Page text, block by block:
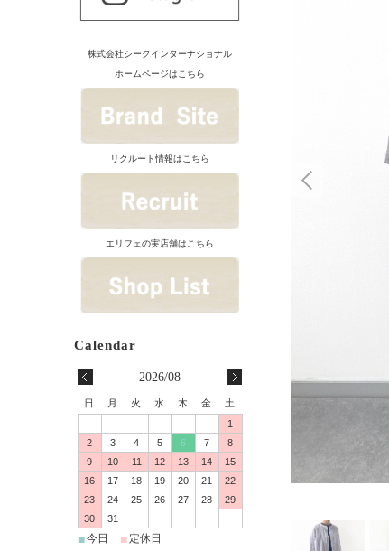
株式会社シークインターナショナル
ホームページはこちら
リクルート情報はこちら
エリフェの実店舗はこちら
2026/08
日 月 火 水 木 金
土
1
2
3 4 5 6 7
8
9
10 11 12 13 14
15
16
17 18 19 20 21
22
23
24 25 26 27 28
29
30
31
■今日 ■ 定休日